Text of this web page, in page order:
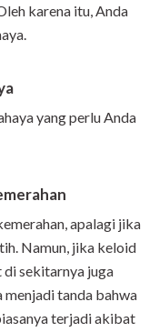
karena itu, Anda
yang perlu Anda
apalagi jika
Namun, jika keloid
di sekitarnya juga
tanda bahwa
terjadi akibat